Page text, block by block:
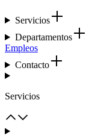
Servicios
Departamentos
Empleos
Contacto
Servicios